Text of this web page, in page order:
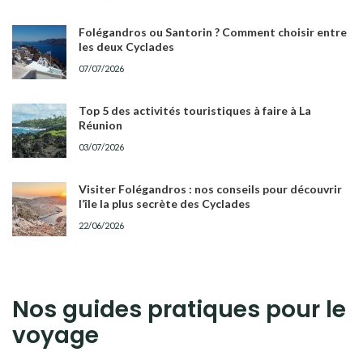
Folégandros ou Santorin ? Comment choisir entre
les deux Cyclades
07/07/2026
Top 5 des activités touristiques à faire à La
Réunion
03/07/2026
Visiter Folégandros : nos conseils pour découvrir
l’île la plus secrète des Cyclades
22/06/2026
Nos guides pratiques pour le
voyage